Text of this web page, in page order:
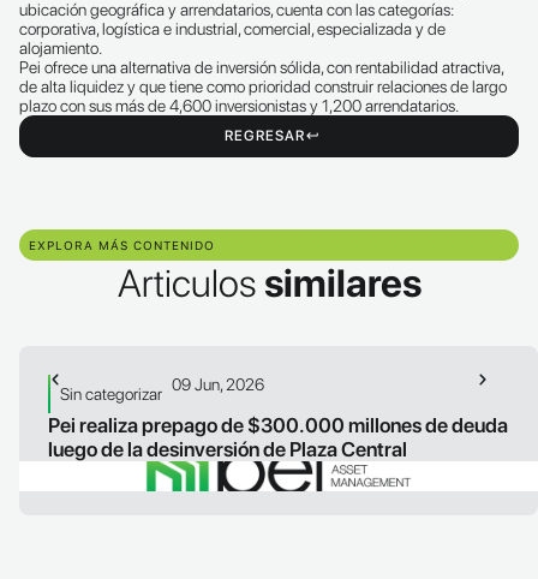
ubicación geográfica y arrendatarios, cuenta con las categorías:
corporativa, logística e industrial, comercial, especializada y de
alojamiento.
Pei ofrece una alternativa de inversión sólida, con rentabilidad atractiva,
de alta liquidez y que tiene como prioridad construir relaciones de largo
plazo con sus más de 4,600 inversionistas y 1,200 arrendatarios.
REGRESAR
EXPLORA MÁS CONTENIDO
Articulos similares
Sin categorizar 09 Jun, 2026
Pei realiza prepago de $300.000 millones de deuda
luego de la desinversión de Plaza Central